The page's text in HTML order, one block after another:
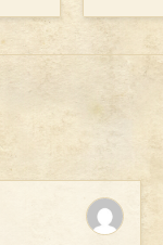
Raja
raja-
Panji